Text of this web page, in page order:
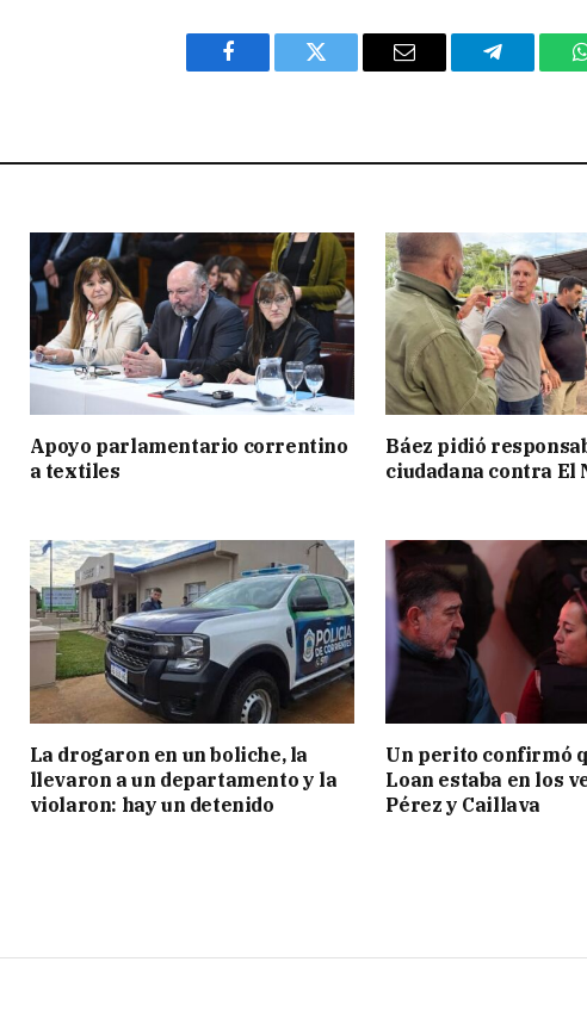
Facebook Twitter Email Telegram
Apoyo parlamentario correntino
a textiles
Báez pidió
ciudadana contra El
La drogaron en un boliche, la
llevaron a un departamento y la
violaron: hay un detenido
Un perito confirmó
Loan estaba en los
Pérez y Caillava